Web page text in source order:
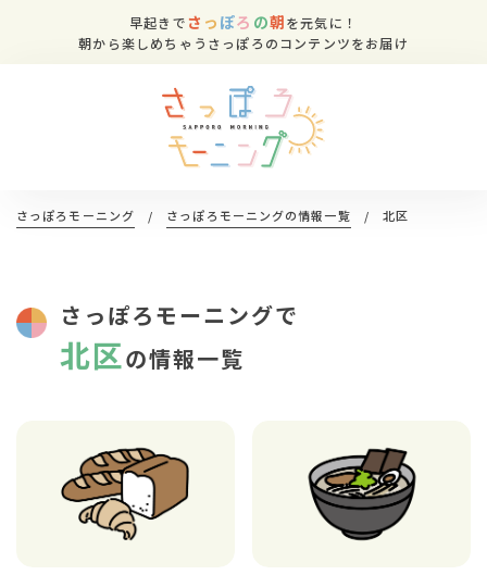
早起きでさ っ ぽろ の朝を元気に！
朝から楽しめちゃうさっぽろのコンテンツをお届け
さっぽろモーニング / さっぽろモーニングの情報一覧 / 北区
さっぽろモーニングで
北区の情報一覧